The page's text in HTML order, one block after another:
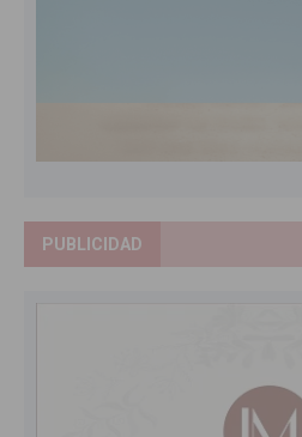
PUBLICIDAD